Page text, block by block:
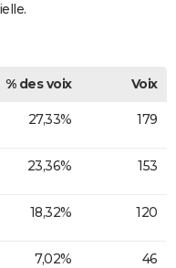
% des voix
Voix
27,33% 179
23,36% 153
18,32% 120
7,02% 46